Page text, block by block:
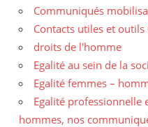
Communiqués
Contacts utiles et outils
droits de l'homme
Egalité au sein de la
Egalité femmes –
Egalité professionnelle
hommes, nos